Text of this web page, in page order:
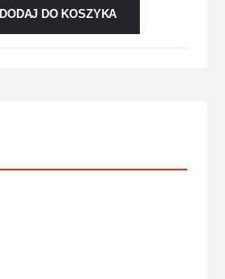
DODAJ DO KOSZYKA